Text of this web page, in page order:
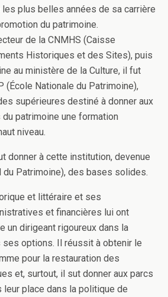
plus belles années de sa carrière
du patrimoine.
de la CNMHS (Caisse
Historiques et des Sites), puis
au ministère de la Culture, il fut
(École Nationale du Patrimoine),
supérieures destiné à donner aux
patrimoine une formation
niveau.
donner à cette institution, devenue
du Patrimoine), des bases solides.
et littéraire et ses
et financières lui ont
un dirigeant rigoureux dans la
ses options. Il réussit à obtenir le
pour la restauration des
et, surtout, il sut donner aux parcs
place dans la politique de